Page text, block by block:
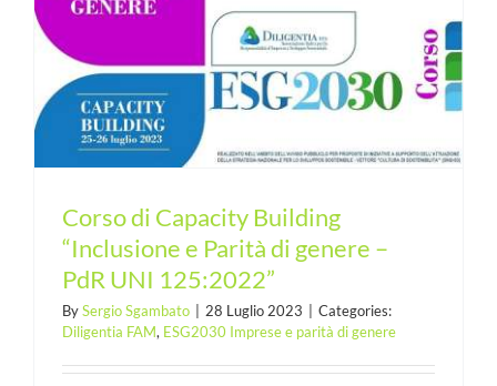
Corso di Capacity Building
“Inclusione e Parità di genere –
PdR UNI 125:2022”
BySergio Sgambato 28 Luglio 2023
Categories:
Diligentia FAM, ESG2030 Imprese e parità di genere